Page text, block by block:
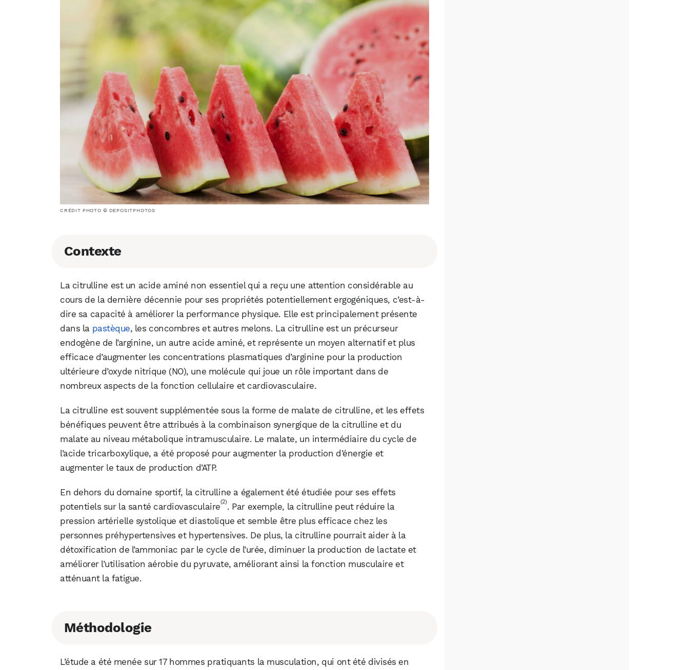
CRÉDIT PHOTO © DEPOSITPHOTOS
Contexte
La citrulline est un acide aminé non essentiel qui a reçu une attention considérable au
cours de la dernière décennie pour ses propriétés potentiellement ergogéniques, c’est-à-
dire sa capacité à améliorer la performance physique. Elle est principalement présente
dans la pastèque, les concombres et autres melons. La citrulline est un précurseur
endogène de l’arginine, un autre acide aminé, et représente un moyen alternatif et plus
efficace d’augmenter les concentrations plasmatiques d’arginine pour la production
ultérieure d’oxyde nitrique (NO), une molécule qui joue un rôle important dans de
nombreux aspects de la fonction cellulaire et cardiovasculaire.
La citrulline est souvent supplémentée sous la forme de malate de citrulline, et les effets
bénéfiques peuvent être attribués à la combinaison synergique de la citrulline et du
malate au niveau métabolique intramusculaire. Le malate, un intermédiaire du cycle de
l’acide tricarboxylique, a été proposé pour augmenter la production d’énergie et
augmenter le taux de production d’ATP.
En dehors du domaine sportif, la citrulline a également été étudiée pour ses effets
potentiels sur la santé cardiovasculaire(2). Par exemple, la citrulline peut réduire la
pression artérielle systolique et diastolique et semble être plus efficace chez les
personnes préhypertensives et hypertensives. De plus, la citrulline pourrait aider à la
détoxification de l’ammoniac par le cycle de l’urée, diminuer la production de lactate et
améliorer l’utilisation aérobie du pyruvate, améliorant ainsi la fonction musculaire et
atténuant la fatigue.
Méthodologie
L’étude a été menée sur 17 hommes pratiquants la musculation, qui ont été divisés en